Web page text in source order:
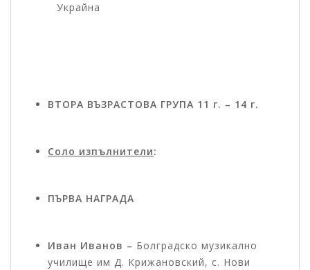
Украйна
ВТОРА ВЪЗРАСТОВА ГРУПА 11 г. – 14 г.
Соло изпълнители:
ПЪРВА НАГРАДА
Иван Иванов – Болградско музикално
училище им Д. Крижановский, с. Нови